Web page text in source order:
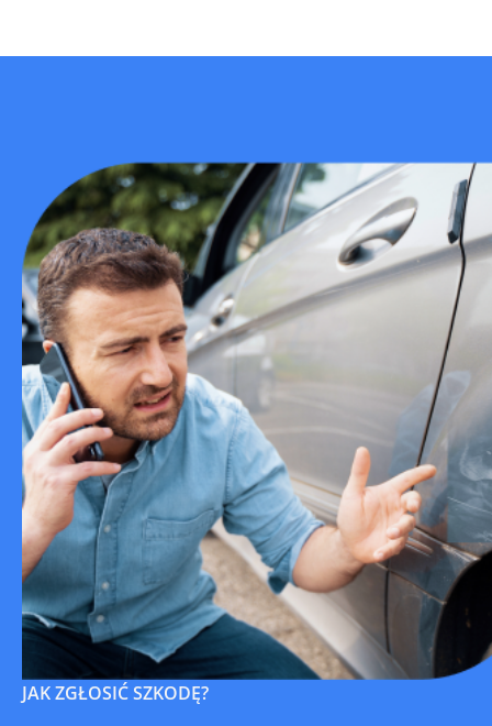
JAK ZGŁOSIĆ SZKODĘ?